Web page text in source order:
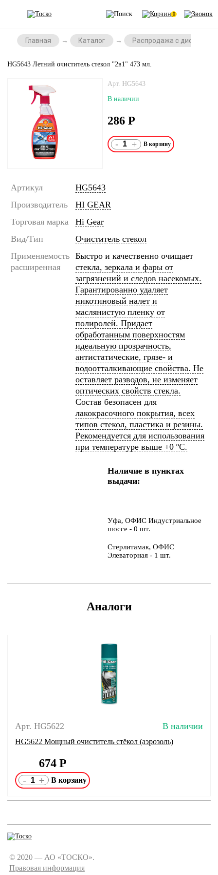
0
Главная Каталог Распродажа с дисконтом
HG5643 Летний очиститель стекол "2в1" 473 мл.
Арт. HG5643
В наличии
286 Р
- +
Артикул
HG5643
Производитель
HI GEAR
Торговая марка
Hi Gear
Вид/Тип
Очиститель стекол
Применяемость
расширенная
Быстро и качественно очищает
стекла, зеркала и фары от
загрязнений и следов насекомых.
Гарантированно удаляет
никотиновый налет и
маслянистую пленку от
полиролей. Придает
обработанным поверхностям
идеальную прозрачность,
антистатические, грязе- и
водоотталкивающие свойства. Не
оставляет разводов, не изменяет
оптических свойств стекла.
Состав безопасен для
лакокрасочного покрытия, всех
типов стекол, пластика и резины.
Рекомендуется для использования
при температуре выше +0 ºС.
Наличие в пунктах
выдачи:
Уфа, ОФИС Индустриальное
шоссе - 0 шт.
Стерлитамак, ОФИС
Элеваторная - 1 шт.
Аналоги
Арт. HG5622 В наличии
HG5622 Мощный очиститель стёкол (аэрозоль)
674 Р
- +
© 2020 — АО «ТОСКО».
Правовая информация